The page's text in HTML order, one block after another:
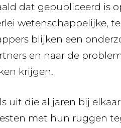
dat gepubliceerd is
wetenschappelijke,
blijken een
en naar de
krijgen.
uit die al jaren bij
met hun ruggen